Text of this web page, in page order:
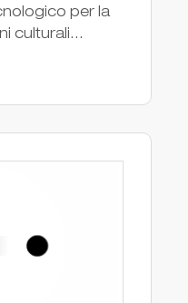
per la
culturali...